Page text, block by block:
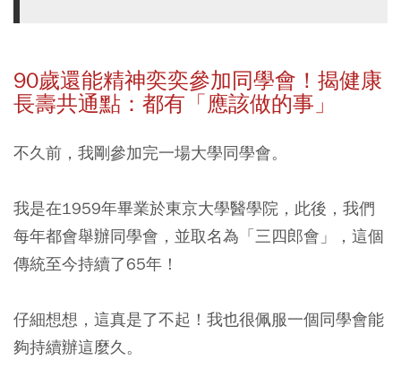
90歲還能精神奕奕參加同學會！揭健康
長壽共通點：都有「應該做的事」
不久前，我剛參加完一場大學同學會。
我是在1959年畢業於東京大學醫學院，此後，我們
每年都會舉辦同學會，並取名為「三四郎會」，這個
傳統至今持續了65年！
仔細想想，這真是了不起！我也很佩服一個同學會能
夠持續辦這麼久。